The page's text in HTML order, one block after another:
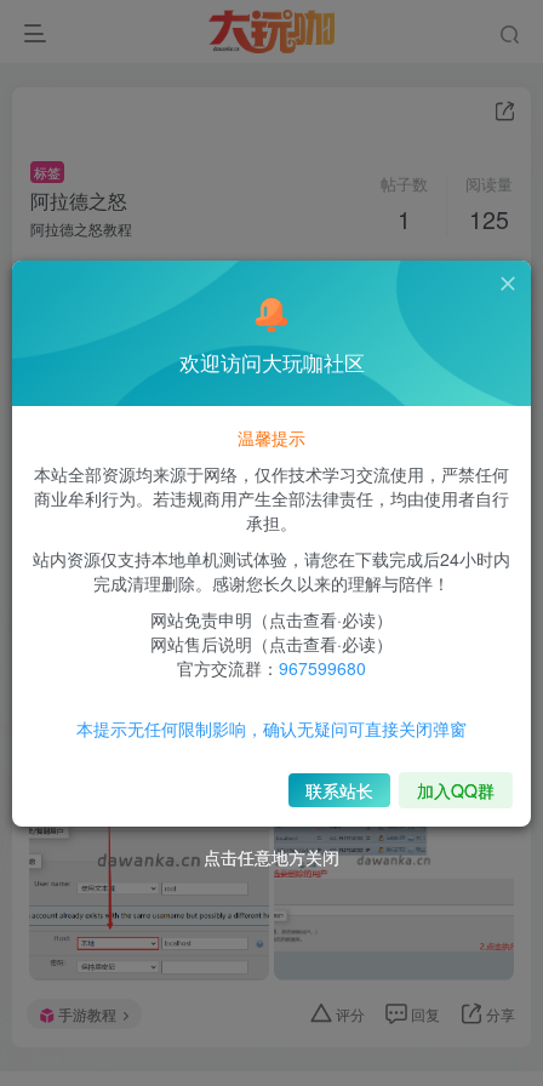
标签
阿拉德之怒
阿拉德之怒教程
帖子数
1
阅读量
125
125次阅读
关注
phpMyAdmin，然后点击“通过面板访问”2.查看用户，如果发现主
机项有 % ，...
手游教程 评分 回复 分享
点击任意地方关闭
点击任意地方关闭
欢迎访问大玩咖社区
温馨提示
本站全部资源均来源于网络，仅作技术学习交流使用，严禁任何
商业牟利行为。若违规商用产生全部法律责任，均由使用者自行
承担。
站内资源仅支持本地单机测试体验，请您在下载完成后24小时内
完成清理删除。感谢您长久以来的理解与陪伴！
网站免责申明（点击查看·必读）
网站售后说明（点击查看·必读）
官方交流群： 967599680
本提示无任何限制影响，确认无疑问可直接关闭弹窗
联系站长 加入QQ群